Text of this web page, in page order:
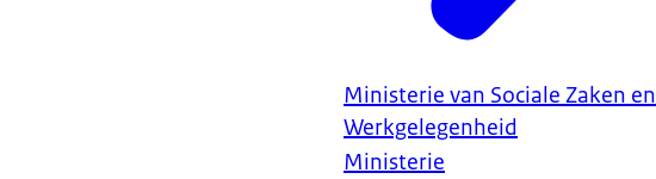
Ministerie van Sociale Zaken en
Werkgelegenheid
Ministerie